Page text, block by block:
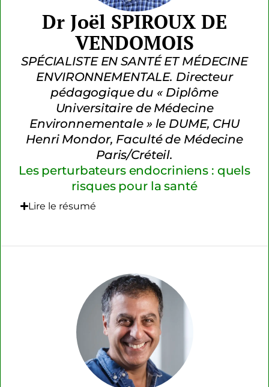
Dr Joël SPIROUX DE
VENDOMOIS
SPÉCIALISTE EN SANTÉ ET MÉDECINE
ENVIRONNEMENTALE. Directeur
pédagogique du « Diplôme
Universitaire de Médecine
Environnementale » le DUME, CHU
Henri Mondor, Faculté de Médecine
Paris/Créteil.
Les perturbateurs endocriniens : quels
risques pour la santé
Lire le résumé